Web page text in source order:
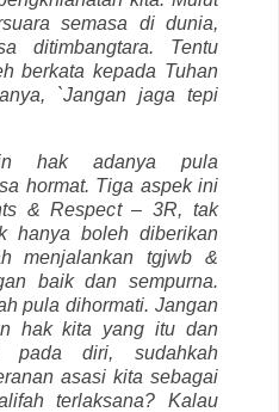
semasa di dunia,
ditimbangtara. Tentu
berkata kepada Tuhan
`Jangan jaga tepi
hak adanya pula
hormat. Tiga aspek ini
& Respect – 3R, tak
hanya boleh diberikan
menjalankan tgjwb &
baik dan sempurna.
pula dihormati. Jangan
hak kita yang itu dan
pada diri, sudahkah
asasi kita sebagai
terlaksana? Kalau